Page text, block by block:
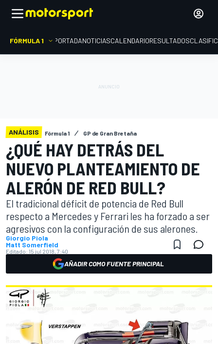
FÓRMULA 1 PORTADANOTICIASCALENDARIORESULTADOS
ANÁLISIS Fórmula 1 GP de Gran Bretaña
¿QUÉ HAY DETRÁS DEL
NUEVO PLANTEAMIENTO DE
ALERÓN DE RED BULL?
El tradicional déficit de potencia de Red Bull
respecto a Mercedes y Ferrari les ha forzado a ser
agresivos con la configuración de sus alerones.
Giorgio Piola
Matt Somerfield
Editado: 15 jul 2018, 7:40
AÑADIR COMO FUENTE PRINCIPAL